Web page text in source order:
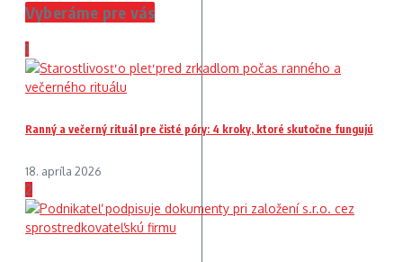
Vyberáme pre vás
1
Ranný a večerný rituál pre čisté póry: 4 kroky, ktoré skutočne fungujú
18. apríla 2026
2